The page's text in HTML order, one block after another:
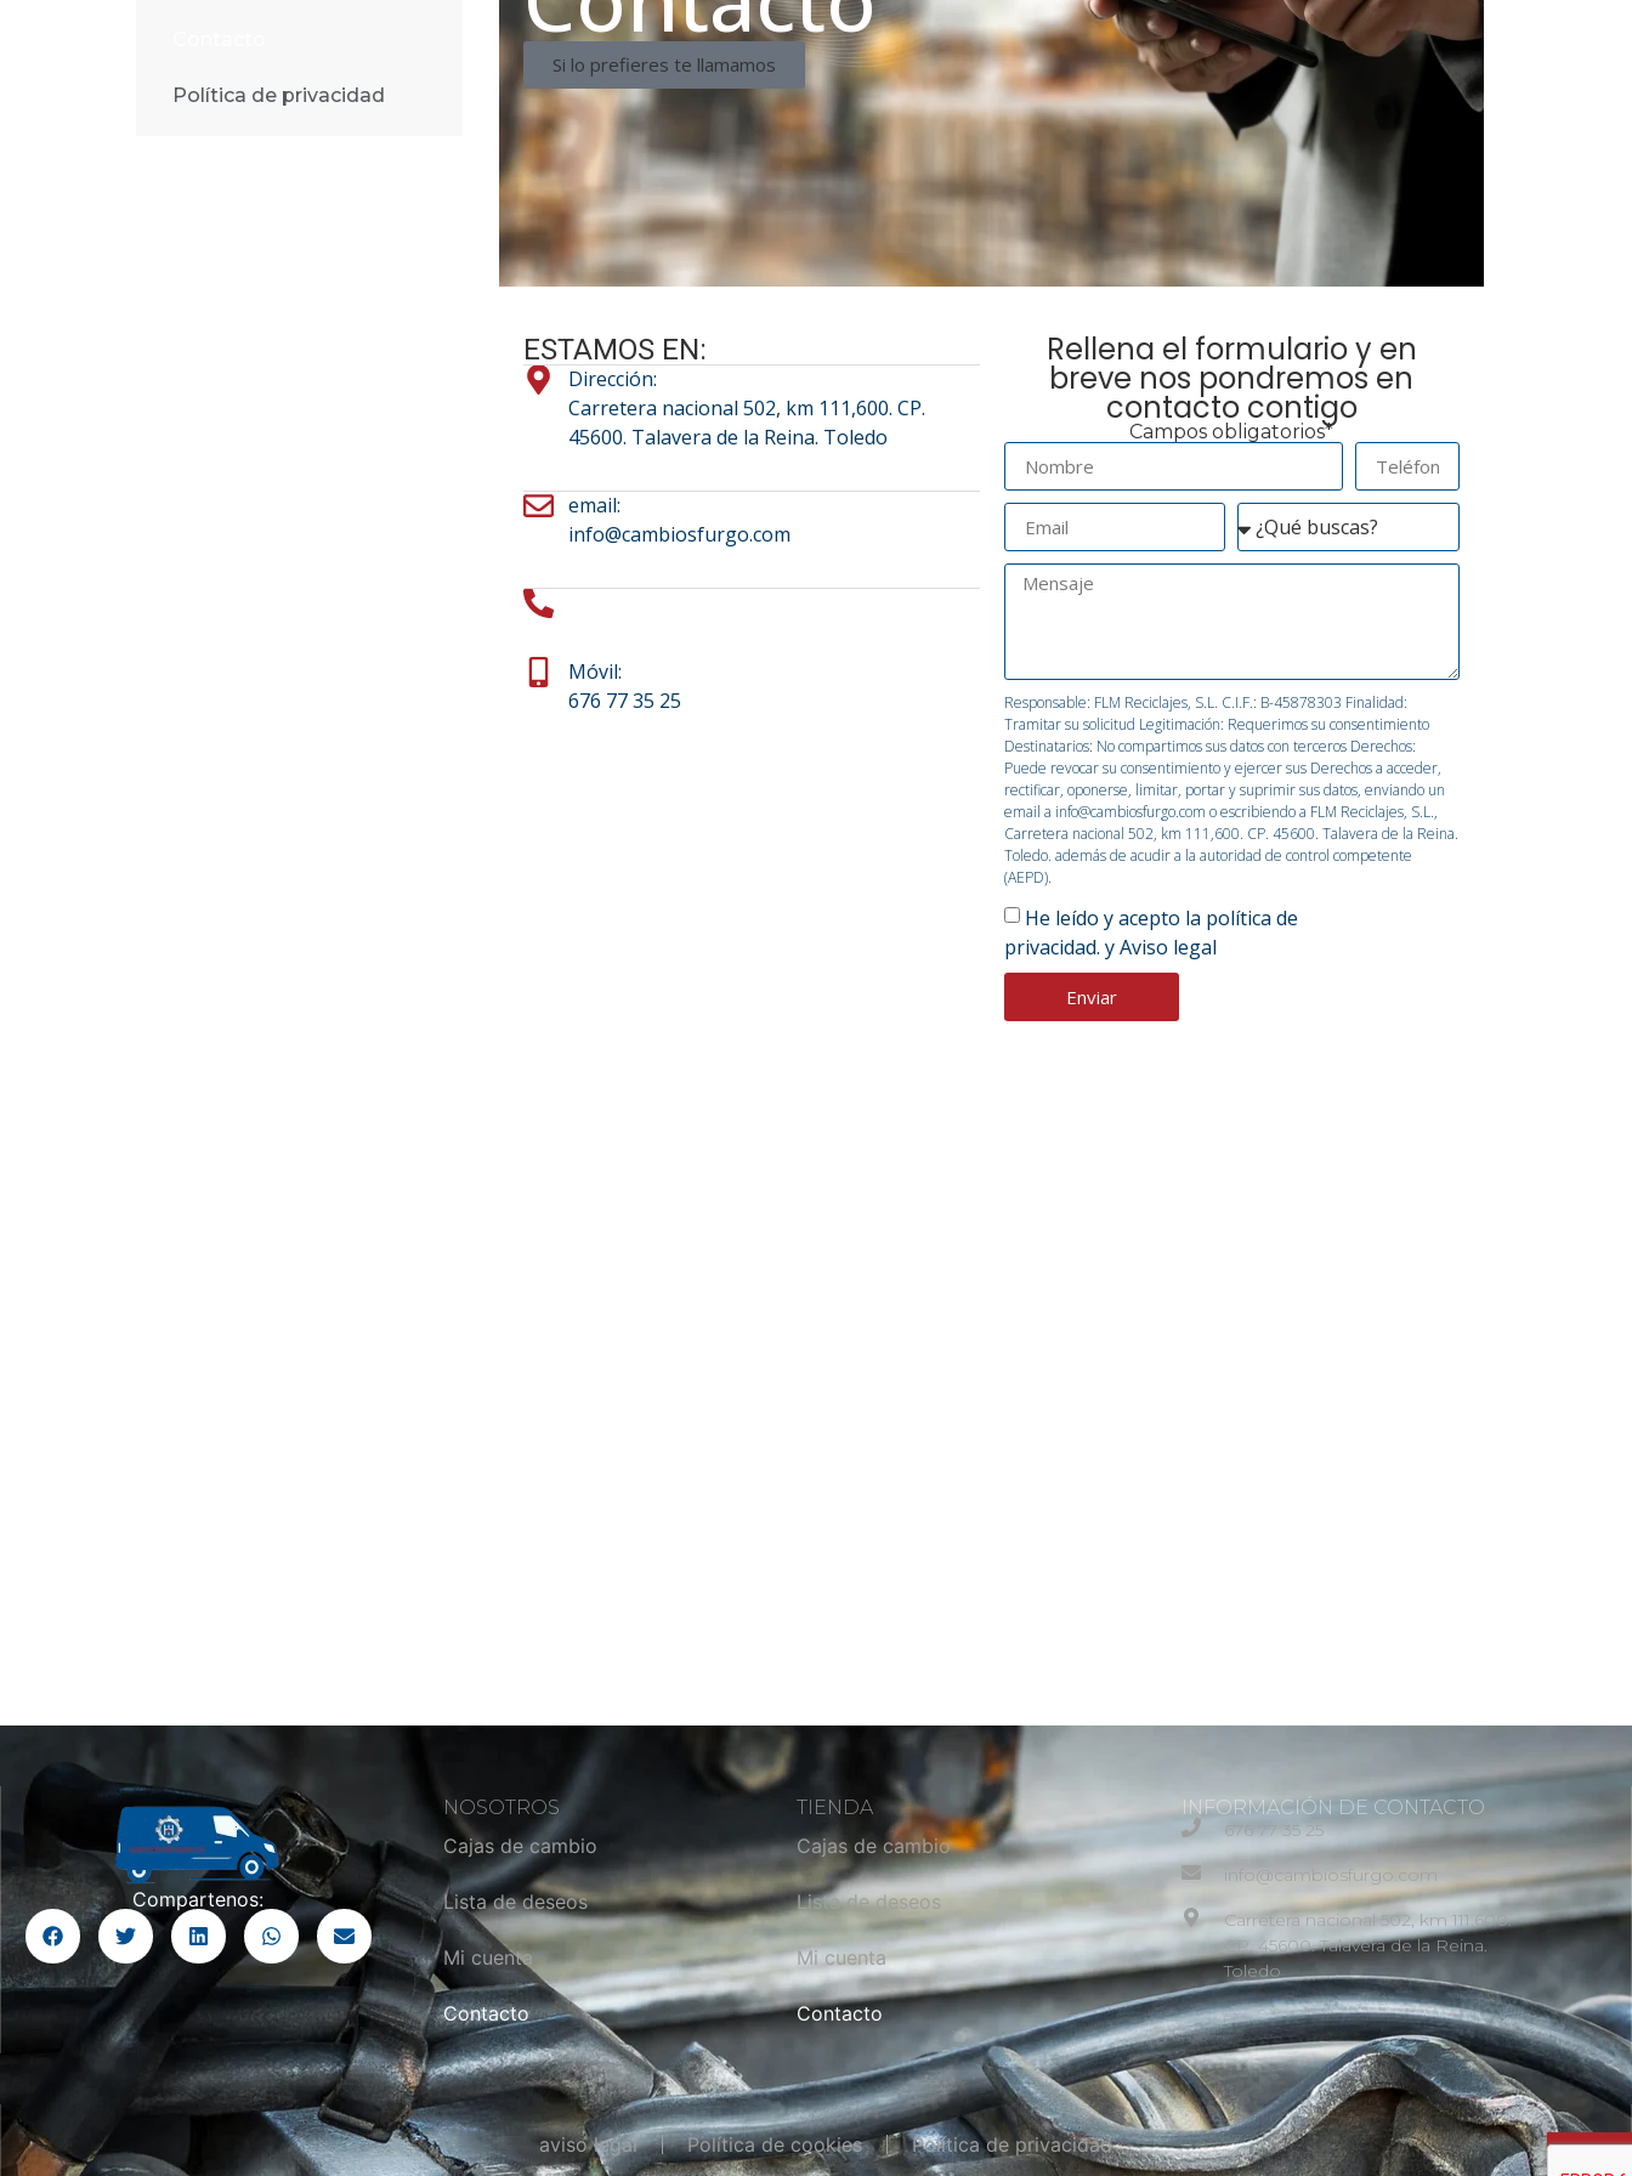
Política de privacidad
Si lo prefieres te llamamos
ESTAMOS EN:
Dirección:
Carretera nacional 502, km 111,600. CP.
45600. Talavera de la Reina. Toledo
email:
info@cambiosfurgo.com
Móvil:
676 77 35 25
Rellena el formulario y en
breve nos pondremos en
contacto contigo
Campos obligatorios*
Responsable: FLM Reciclajes, S.L. C.I.F.: B-45878303 Finalidad:
Tramitar su solicitud Legitimación: Requerimos su consentimiento
Destinatarios: No compartimos sus datos con terceros Derechos:
Puede revocar su consentimiento y ejercer sus Derechos a acceder,
rectificar, oponerse, limitar, portar y suprimir sus datos, enviando un
email a info@cambiosfurgo.com o escribiendo a FLM Reciclajes, S.L.,
Carretera nacional 502, km 111,600. CP. 45600. Talavera de la Reina.
Toledo. además de acudir a la autoridad de control competente
(AEPD).
He leído y acepto la política de
privacidad. yAviso legal
Enviar
Compartenos:
NOSOTROS
Cajas de cambio
Lista de deseos
Mi cuenta
Contacto
TIENDA
Cajas de cambio
Lista de deseos
Mi cuenta
Contacto
INFORMACIÓN DE CONTACTO
676 77 35 25
info@cambiosfurgo.com
Carretera nacional 502, km 111,600.
CP. 45600. Talavera de la Reina.
Toledo
aviso legal Política de cookies Política de privacidad